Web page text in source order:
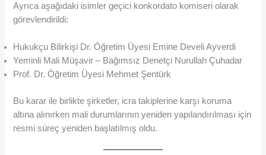
Ayrıca aşağıdaki isimler geçici konkordato komiseri olarak
görevlendirildi:
Hukukçu Bilirkişi Dr. Öğretim Üyesi Emine Develi Ayverdi
Yeminli Mali Müşavir – Bağımsız Denetçi Nurullah Çuhadar
Prof. Dr. Öğretim Üyesi Mehmet Şentürk
Bu karar ile birlikte şirketler, icra takiplerine karşı koruma
altına alınırken mali durumlarının yeniden yapılandırılması için
resmi süreç yeniden başlatılmış oldu.